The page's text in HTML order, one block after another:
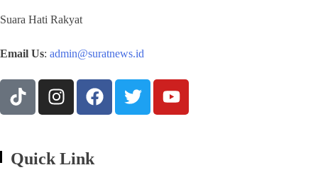
Suara Hati Rakyat
Email Us: admin@suratnews.id
Quick Link